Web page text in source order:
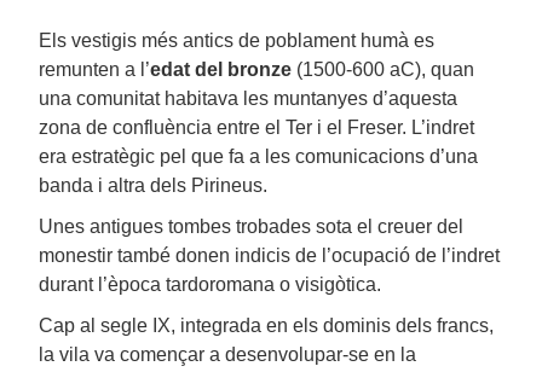
Els vestigis més antics de poblament humà es
remunten a l’edat del bronze (1500-600 aC), quan
una comunitat habitava les muntanyes d’aquesta
zona de confluència entre el Ter i el Freser. L’indret
era estratègic pel que fa a les comunicacions d’una
banda i altra dels Pirineus.
Unes antigues tombes trobades sota el creuer del
monestir també donen indicis de l’ocupació de l’indret
durant l’època tardoromana o visigòtica.
Cap al segle IX, integrada en els dominis dels francs,
la vila va començar a desenvolupar-se en la